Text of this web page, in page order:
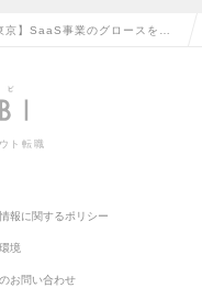
京】SaaS事業のグロースを支
の求人情報
ト転職
報に関するポリシー
境
お問い合わせ